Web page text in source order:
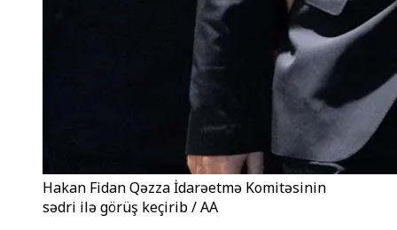
Hakan Fidan Qəzza İdarəetmə Komitəsinin
sədri ilə görüş keçirib / AA